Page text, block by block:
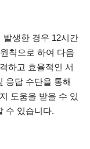
발생한 경우 12시간
칙으로 하여 다음
하고 효율적인 서
응답 수단을 통해
도움을 받을 수 있
수 있습니다.